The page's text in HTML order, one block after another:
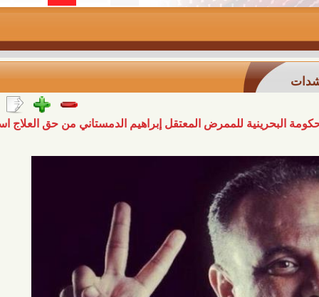
للممرض المعتقل إبراهيم الدمستاني من حق العلاج استهتار